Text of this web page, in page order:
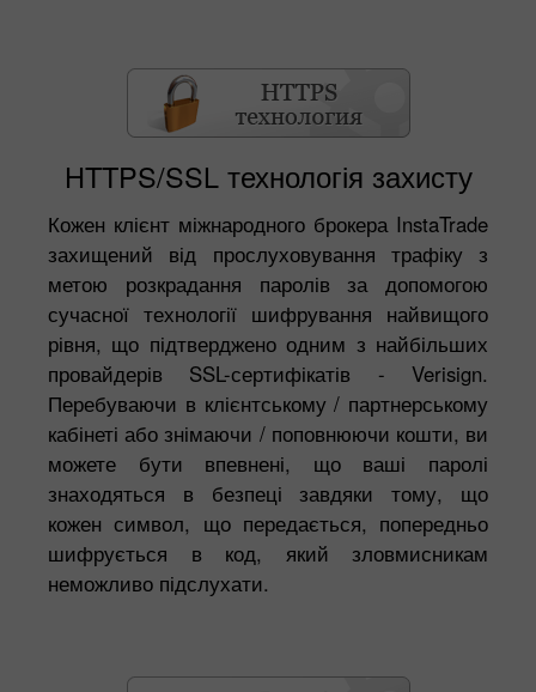
HTTPS/SSL технологія захисту
Кожен клієнт міжнародного брокера InstaTrade
захищений від прослуховування трафіку з
метою розкрадання паролів за допомогою
сучасної технології шифрування найвищого
рівня, що підтверджено одним з найбільших
провайдерів SSL-сертифікатів - Verisign.
Перебуваючи в клієнтському / партнерському
кабінеті або знімаючи / поповнюючи кошти, ви
можете бути впевнені, що ваші паролі
знаходяться в безпеці завдяки тому, що
кожен символ, що передається, попередньо
шифрується в код, який зловмисникам
неможливо підслухати.